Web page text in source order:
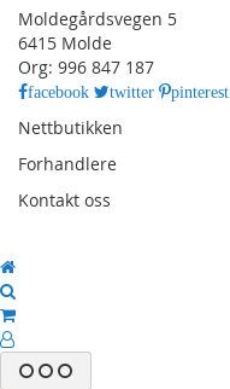
Moldegårdsvegen 5
6415 Molde
Org: 996 847 187
facebook twitter pinterest
Nettbutikken
Forhandlere
Kontakt oss